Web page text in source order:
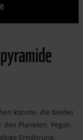
könnte, die beides
Planeten. Pegah
Ernährung,